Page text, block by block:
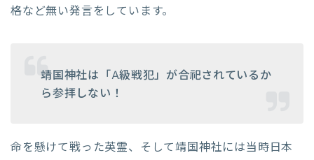
格など無い発言をしています。
靖国神社は「A級戦犯」が合祀されているか
ら参拝しない！
命を懸けて戦った英霊、そして靖国神社には当時日本